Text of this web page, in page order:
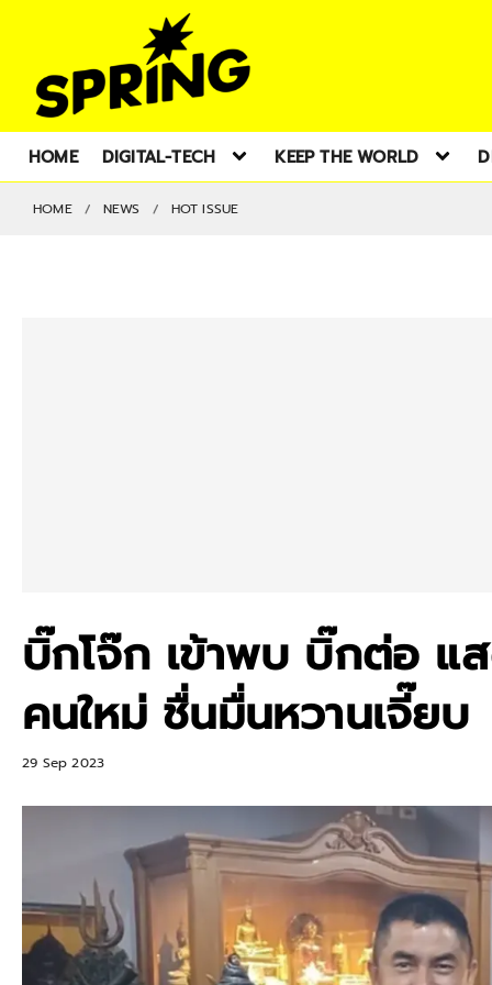
HOME DIGITAL-TECH KEEP THE WORLD
HOME NEWS HOT ISSUE
บิ๊กโจ๊ก เข้าพบ บิ๊กต่อ แ
คนใหม่ ชื่นมื่นหวานเจี๊ยบ
29 Sep 2023